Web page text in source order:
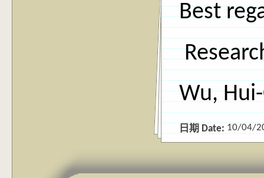
Best
Wu,
日期 Date: 10/04/